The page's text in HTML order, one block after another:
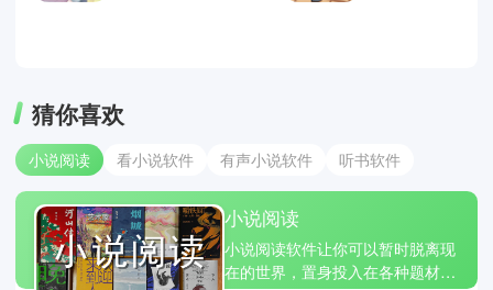
猜你喜欢
小说阅读 看小说软件 有声小说软件 听书软件
小说阅读
小说阅读软件让你可以暂时脱离现
在的世界，置身投入在各种题材的